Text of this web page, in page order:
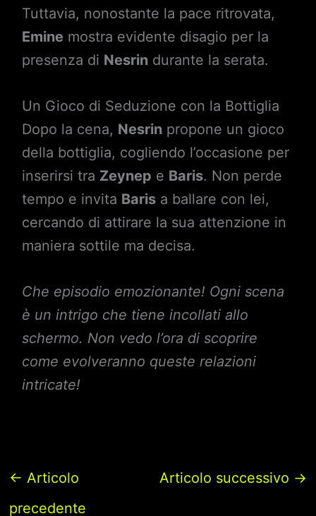
Tuttavia, nonostante la pace ritrovata,
Emine mostra evidente disagio per la
presenza di Nesrindurante la serata.
Un Gioco di Seduzione con la Bottiglia
Dopo la cena, Nesrinpropone un gioco
della bottiglia, cogliendo l’occasione per
inserirsi tra Zeynep e Baris. Non perde
tempo e invita Barisa ballare con lei,
cercando di attirare la sua attenzione in
maniera sottile ma decisa.
Che episodio emozionante! Ogni scena
è un intrigo che tiene incollati allo
schermo. Non vedo l’ora di scoprire
come evolveranno queste relazioni
intricate!
← Articolo
precedente
Articolo successivo →